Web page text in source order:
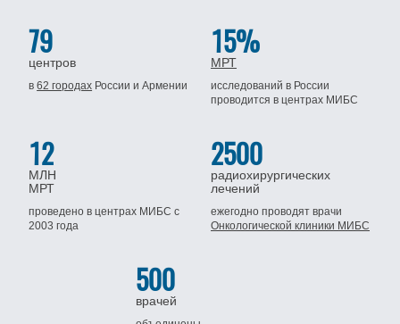
79
центров
в62 городах Россиии Армении
15%
МРТ
исследований в России
проводится в центрах МИБС
12
МЛН
МРТ
проведено в центрах МИБСс
2003 года
2500
радиохирургических
лечений
ежегодно проводят врачи
Онкологической клиники МИБС
500
врачей